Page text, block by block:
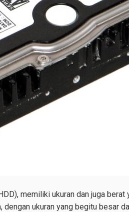
memiliki ukuran dan juga
ukuran yang begitu besar